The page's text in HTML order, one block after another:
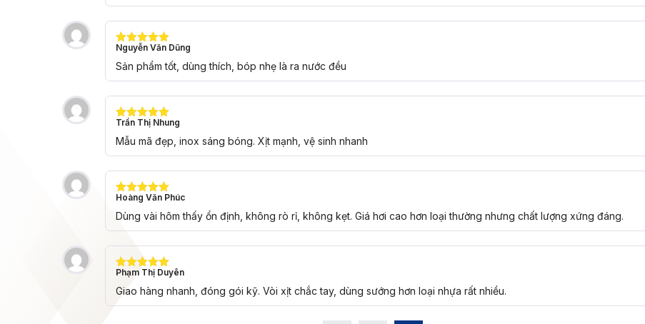
Được xếp
hạng
5 5
sao
Nguyễn Văn Dũng
Sản phẩm tốt, dùng thích, bóp nhẹ là ra nước đều
Được xếp
hạng
5
sao
Trần Thị Nhung
Mẫu mã đẹp, inox sáng bóng. Xịt mạnh, vệ sinh nhanh
Được xếp
hạng
5
sao
Hoàng Văn Phúc
Dùng vài hôm thấy ổn định, không rò rỉ, không kẹt. Giá hơi cao hơn loại thường nhưng chất lượng xứng đáng.
Được xếp
hạng 5 5
sao
Phạm Thị Duyên
Giao hàng nhanh, đóng gói kỹ. Vòi xịt chắc tay, dùng sướng hơn loại nhựa rất nhiều.